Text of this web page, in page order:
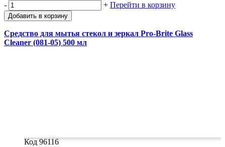
- + Перейти в корзину
Добавить в корзину
Средство для мытья стекол и зеркал Pro-Brite Glass
Cleaner (081-05) 500 мл
Код 96116